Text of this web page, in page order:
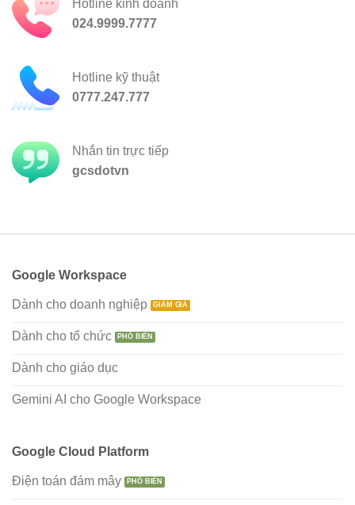
Hotline kinh doanh
024.9999.7777
Hotline kỹ thuật
0777.247.777
Nhắn tin trực tiếp
gcsdotvn
Google Workspace
Dành cho doanh nghiệp
Dành cho tổ chức
Dành cho giáo dục
Gemini AI cho Google Workspace
Google Cloud Platform
Điện toán đám mây